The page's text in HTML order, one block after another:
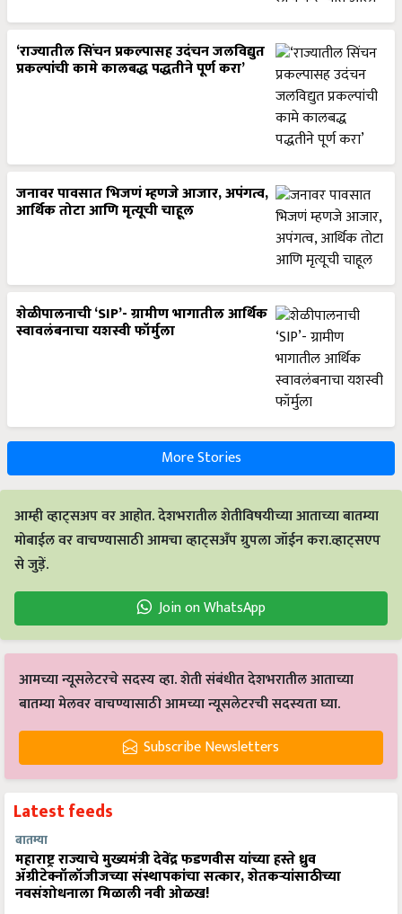
‘राज्यातील सिंचन प्रकल्पासह उदंचन जलविद्युत
प्रकल्पांची कामे कालबद्ध पद्धतीने पूर्ण करा’
जनावर पावसात भिजणं म्हणजे आजार, अपंगत्व,
आर्थिक तोटा आणि मृत्यूची चाहूल
शेळीपालनाची ‘SIP’- ग्रामीण भागातील आर्थिक
स्वावलंबनाचा यशस्वी फॉर्मुला
More Stories
आम्ही व्हाट्सअप वर आहोत. देशभरातील शेतीविषयीच्या आताच्या बातम्या
मोबाईल वर वाचण्यासाठी आमचा व्हाट्सअँप ग्रुपला जॉईन करा.व्हाट्सएप
से जुड़ें.
Join on WhatsApp
आमच्या न्यूसलेटरचे सदस्य व्हा. शेती संबंधीत देशभरातील आताच्या
बातम्या मेलवर वाचण्यासाठी आमच्या न्यूसलेटरची सदस्यता घ्या.
Subscribe Newsletters
Latest feeds
बातम्या
महाराष्ट्र राज्याचे मुख्यमंत्री देवेंद्र फडणवीस यांच्या हस्ते ध्रुव
ॲग्रीटेक्नॉलॉजीजच्या संस्थापकांचा सत्कार, शेतकऱ्यांसाठीच्या
नवसंशोधनाला मिळाली नवी ओळख!